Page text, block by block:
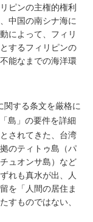
ピンの主権的権利
中国の南シナ海に
によって、フィリ
するフィリピンの
能なまでの海洋環
関する条文を厳格に
島」の要件を詳細
されてきた、台湾
のティトゥ島（パ
ュオンサ島）など
れも真水が出、人
を「人間の居住ま
すものではない、